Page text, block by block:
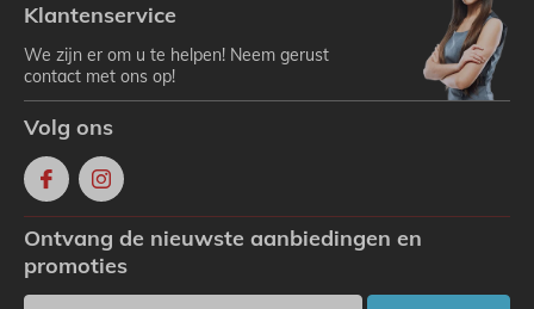
Klantenservice
We zijn er om u te helpen! Neem gerust
contact met ons op!
Volg ons
Ontvang de nieuwste aanbiedingen en
promoties